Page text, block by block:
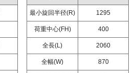
最小旋回半径(R) 1295
荷重中心(FH) 400
全長(L) 2060
全幅(W) 870